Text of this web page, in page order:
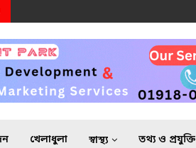
খেলাধুলা স্বাস্থ্য তথ্য ও প্রযুক্তি